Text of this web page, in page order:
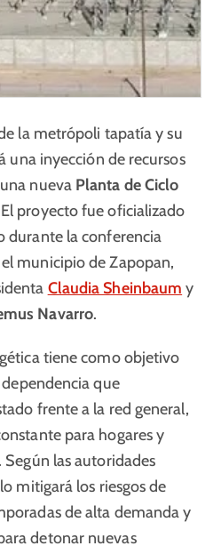
la metrópoli tapatía y su
una inyección de recursos
nueva Planta de Ciclo
proyecto fue oficializado
durante la conferencia
municipio de Zapopan,
Claudia Sheinbaum y
Navarro.
tiene como objetivo
que
frente a la red general,
para hogares y
las autoridades
mitigará los riesgos de
de alta demanda y
detonar nuevas